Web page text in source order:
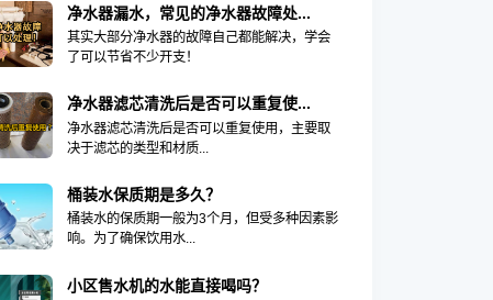
净水器漏水，常见的净水器故障处...
其实大部分净水器的故障自己都能解决，学会
了可以节省不少开支！
净水器滤芯清洗后是否可以重复使...
净水器滤芯清洗后是否可以重复使用，主要取
决于滤芯的类型和材质...
桶装水保质期是多久？
桶装水的保质期一般为3个月，但受多种因素影
响。为了确保饮用水...
小区售水机的水能直接喝吗？